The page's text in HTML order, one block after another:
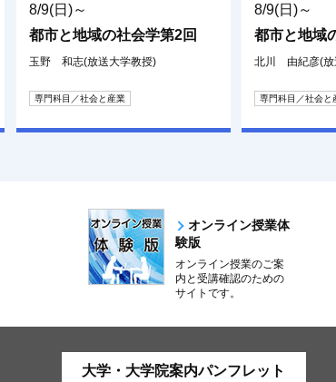
8/9(日)～
都市と地域の社会学第2回
玉野 和志(放送大学教授)
専門科目／社会と産業
8/9(日)～
都市と地域
北川 由紀彦(放
専門科目／社会と
オンライン授業体
験版
オンライン授業のご案
内と受講確認のための
サイトです。
大学・大学院案内パンフレット